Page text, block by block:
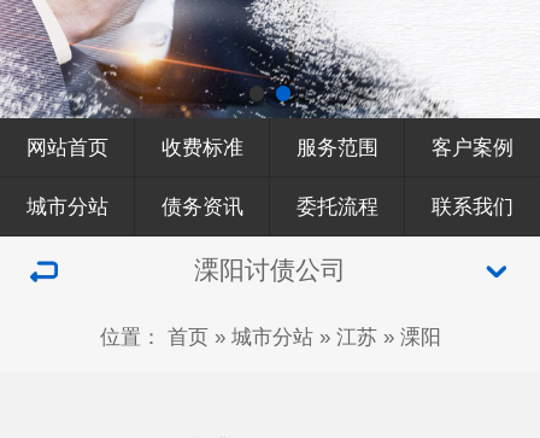
网站首页 收费标准 服务范围 客户案例
城市分站 债务资讯 委托流程 联系我们
溧阳讨债公司
位置： 首页» 城市分站» 江苏» 溧阳